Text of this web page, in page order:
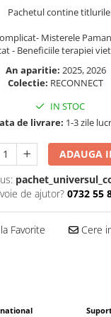
scoala
Pachetul contine
Misterele
- Beneficiile terapiei
An aparitie: 2025, 2026
Colectie: RECONNECT
IN STOC
de livrare: 1-3 zile
ADAUGA
de ajutor? 0732 55
Favorite Cere